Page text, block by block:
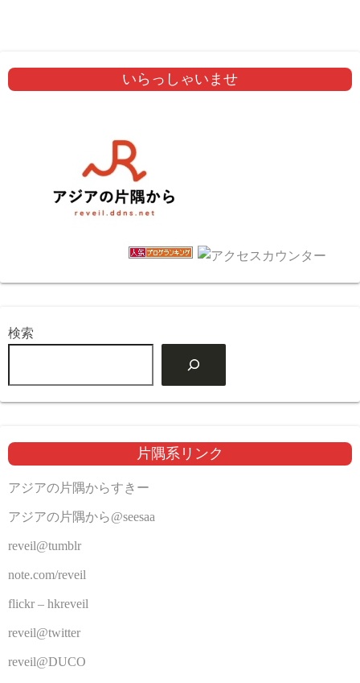
いらっしゃいませ
検索
片隅系リンク
アジアの片隅からすきー
アジアの片隅から@seesaa
reveil@tumblr
note.com/reveil
flickr – hkreveil
reveil@twitter
reveil@DUCO